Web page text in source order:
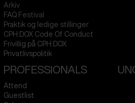
Arkiv
FAQ Festival
Praktik og ledige stillinger
CPH:DOX Code Of Conduct
Frivillig på CPH:DOX
Privatlivspolitik
PROFESSIONALS
Attend
Guestlist